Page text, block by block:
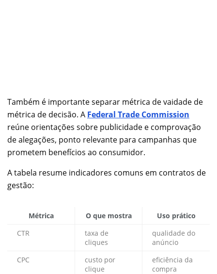
Também é importante separar métrica de vaidade de
métrica de decisão. A Federal Trade Commission
reúne orientações sobre publicidade e comprovação
de alegações, ponto relevante para campanhas que
prometem benefícios ao consumidor.
A tabela resume indicadores comuns em contratos de
gestão:
Métrica O que mostra
Uso prático
CTR
taxa de
cliques
qualidade do
anúncio
CPC
custo por
clique
eficiência da
compra